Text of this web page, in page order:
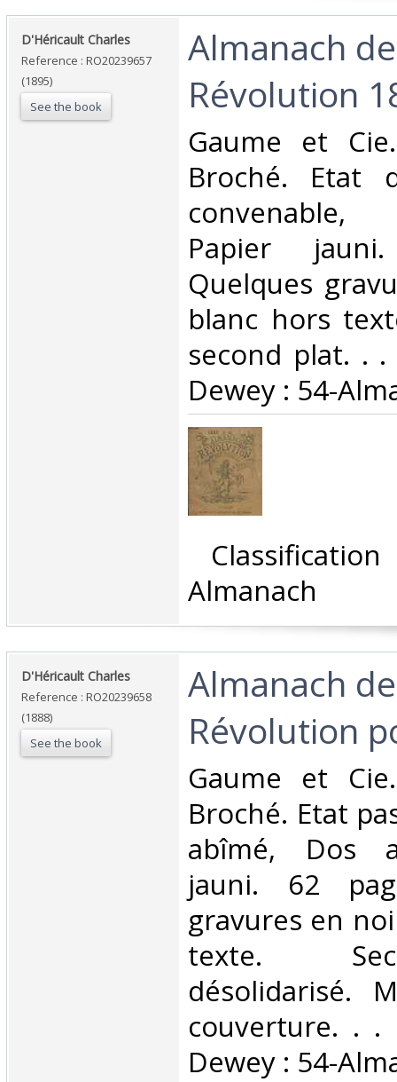
‎D'Héricault Charles‎
Reference : RO20239657
(1895)
See the book
‎Almanach
Révolution
‎Gaume et
Broché. Etat
Papier
Quelques
blanc hors
second plat. . .
Dewey : 54-
Almanach‎
‎D'Héricault Charles‎
Reference : RO20239658
(1888)
See the book
‎Almanach
Révolution
‎Gaume et
Broché. Etat
abîmé, Dos
jauni. 62
gravures en
texte.
désolidarisé.
couverture. . .
Dewey : 54-